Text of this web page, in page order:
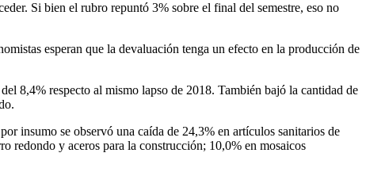
Si bien el rubro repuntó 3% sobre el final del semestre, eso no
esperan que la devaluación tenga un efecto en la producción de
8,4% respecto al mismo lapso de 2018. También bajó la cantidad de
insumo se observó una caída de 24,3% en artículos sanitarios de
redondo y aceros para la construcción; 10,0% en mosaicos